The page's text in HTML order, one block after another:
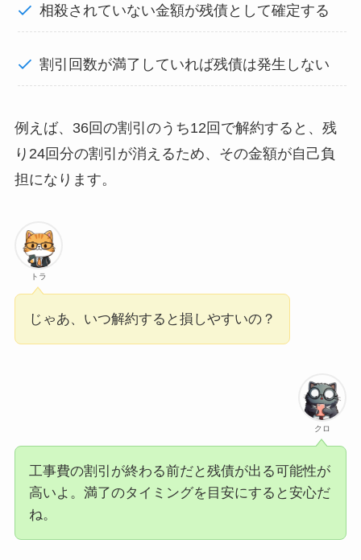
相殺されていない金額が残債として確定する
割引回数が満了していれば残債は発生しない
例えば、36回の割引のうち12回で解約すると、残
り24回分の割引が消えるため、その金額が自己負
担になります。
トラ
じゃあ、いつ解約すると損しやすいの？
クロ
工事費の割引が終わる前だと残債が出る可能性が
高いよ。満了のタイミングを目安にすると安心だ
ね。